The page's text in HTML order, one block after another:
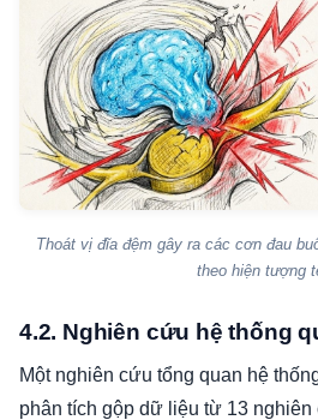
Thoát vị đĩa đệm gây ra các cơn đau
theo hiện tượng
4.2. Nghiên cứu hệ thống
Một nghiên cứu tổng quan hệ
phân tích gộp dữ liệu từ 13 nghiên